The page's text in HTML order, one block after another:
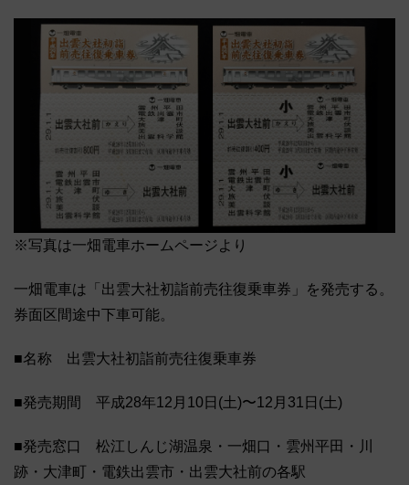
※写真は一畑電車ホームページより
一畑電車は「出雲大社初詣前売往復乗車券」を発売する。
券面区間途中下車可能。
■名称 出雲大社初詣前売往復乗車券
■発売期間 平成28年12月10日(土)〜12月31日(土)
■発売窓口 松江しんじ湖温泉・一畑口・雲州平田・川
跡・大津町・電鉄出雲市・出雲大社前の各駅